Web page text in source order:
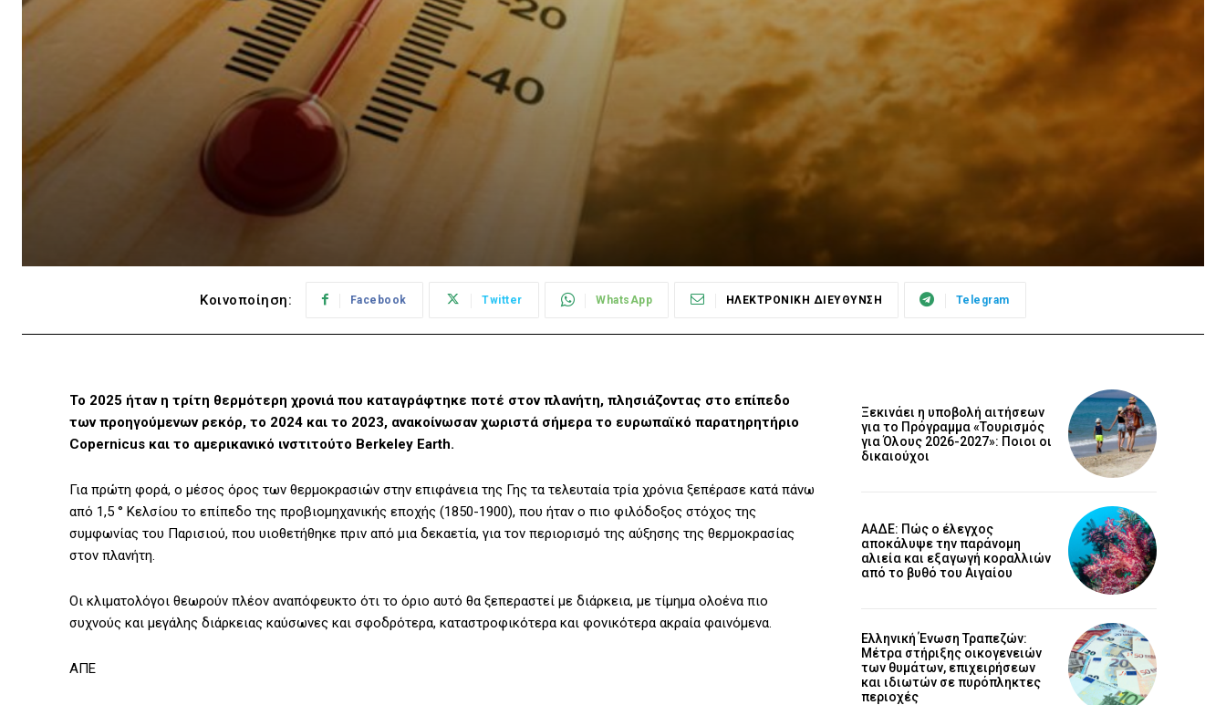
Κοινοποίηση: Facebook Twitter WhatsApp ΗΛΕΚΤΡΟΝΙΚΗ ΔΙΕΥΘΥΝΣΗ Telegram
Το 2025 ήταν η τρίτη θερμότερη χρονιά που καταγράφτηκε ποτέ στον πλανήτη, πλησιάζοντας στο επίπεδο
των προηγούμενων ρεκόρ, το 2024 και το 2023, ανακοίνωσαν χωριστά σήμερα το ευρωπαϊκό παρατηρητήριο
Copernicus και το αμερικανικό ινστιτούτο Berkeley Earth.
Για πρώτη φορά, ο μέσος όρος των θερμοκρασιών στην επιφάνεια της Γης τα τελευταία τρία χρόνια ξεπέρασε κατά πάνω
από 1,5 ° Κελσίου το επίπεδο της προβιομηχανικής εποχής (1850-1900), που ήταν ο πιο φιλόδοξος στόχος της
συμφωνίας του Παρισιού, που υιοθετήθηκε πριν από μια δεκαετία, για τον περιορισμό της αύξησης της θερμοκρασίας
στον πλανήτη.
Οι κλιματολόγοι θεωρούν πλέον αναπόφευκτο ότι το όριο αυτό θα ξεπεραστεί με διάρκεια, με τίμημα ολοένα πιο
συχνούς και μεγάλης διάρκειας καύσωνες και σφοδρότερα, καταστροφικότερα και φονικότερα ακραία φαινόμενα.
ΑΠΕ
Ξεκινάει η υποβολή αιτήσεων
για το Πρόγραμμα «Τουρισμός
για Όλους 2026-2027»: Ποιοι οι
δικαιούχοι
ΑΑΔΕ: Πώς ο έλεγχος
αποκάλυψε την παράνομη
αλιεία και εξαγωγή κοραλλιών
από το βυθό του Αιγαίου
Ελληνική Ένωση Τραπεζών:
Μέτρα στήριξης οικογενειών
των θυμάτων, επιχειρήσεων
και ιδιωτών σε πυρόπληκτες
περιοχές